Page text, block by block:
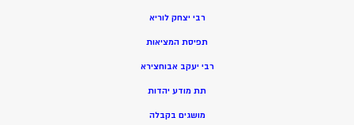
רבי יצחק לוריא
תפיסת המציאות
רבי יעקב אבוחצירא
תת מודע יהדות
מושגים בקבלה